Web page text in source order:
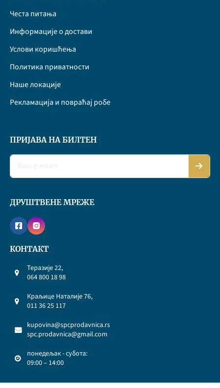
Честа питања
Информације о достави
Услови коришћења
Политика приватности
Наше локације
Рекламација и повраћај робе
ПРИЈАВА НА БИЛТЕН
ДРУШТВЕНЕ МРЕЖЕ
КОНТАКТ
Теразије 22,
064 800 18 98
Краљице Наталије 76,
011 36 25 117
kupovina@spcprodavnica.rs
spc.prodavnica@gmail.com
понедељак - субота:
09:00 – 14:00